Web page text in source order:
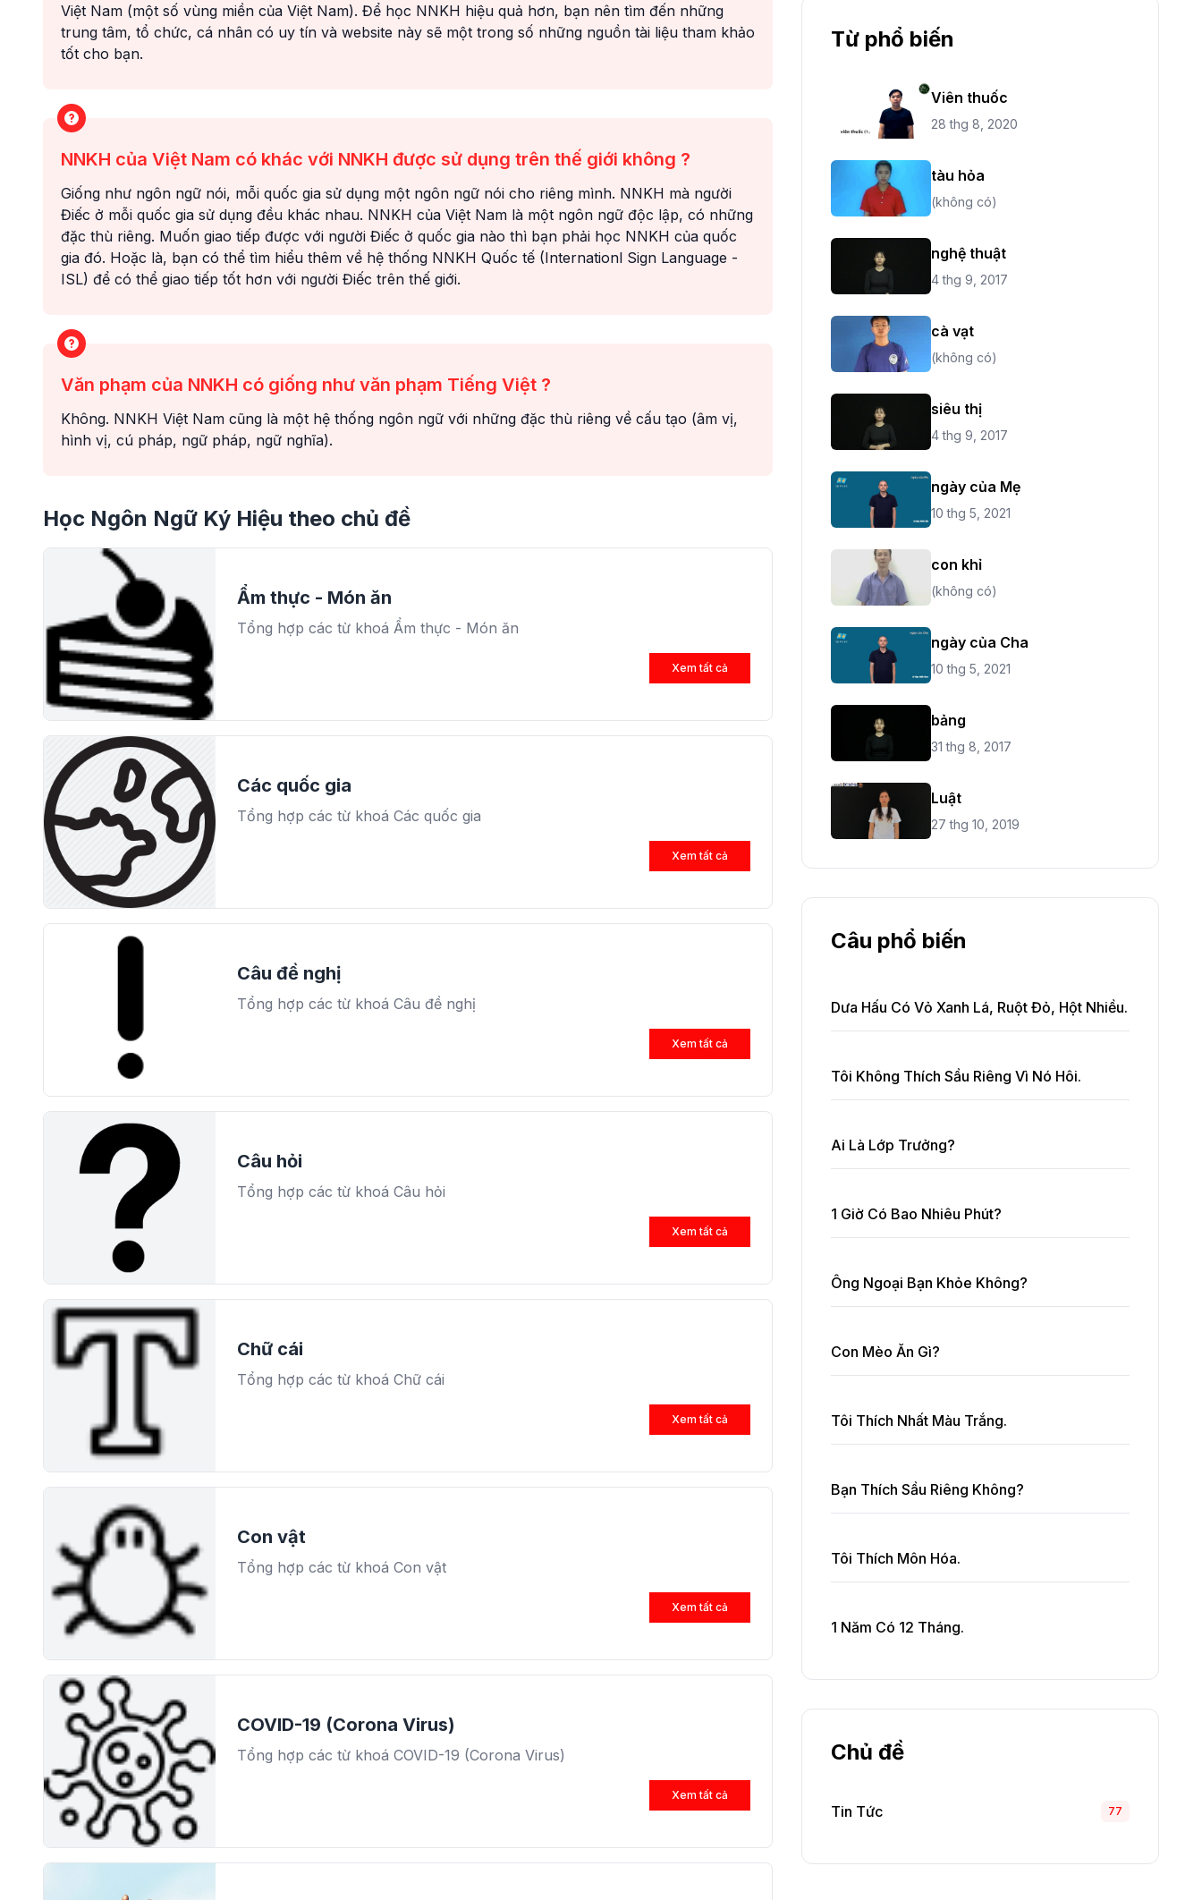
Việt Nam (một số vùng miền của Việt Nam). Để học NNKH hiệu quả hơn, bạn nên tìm đến những
trung tâm, tổ chức, cá nhân có uy tín và website này sẽ một trong số những nguồn tài liệu tham khảo
tốt cho bạn.
NNKH của Việt Nam có khác với NNKH được sử dụng trên thế giới không ?
Giống như ngôn ngữ nói, mỗi quốc gia sử dụng một ngôn ngữ nói cho riêng mình. NNKH mà người
Điếc ở mỗi quốc gia sử dụng đều khác nhau. NNKH của Việt Nam là một ngôn ngữ độc lập, có những
đặc thù riêng. Muốn giao tiếp được với người Điếc ở quốc gia nào thì bạn phải học NNKH của quốc
gia đó. Hoặc là, bạn có thể tìm hiểu thêm về hệ thống NNKH Quốc tế (Internationl Sign Language -
ISL) để có thể giao tiếp tốt hơn với người Điếc trên thế giới.
Văn phạm của NNKH có giống như văn phạm Tiếng Việt ?
Không. NNKH Việt Nam cũng là một hệ thống ngôn ngữ với những đặc thù riêng về cấu tạo (âm vị,
hình vị, cú pháp, ngữ pháp, ngữ nghĩa).
Học Ngôn Ngữ Ký Hiệu theo chủ đề
Ẩm thực - Món ăn
Tổng hợp các từ khoá Ẩm thực - Món ăn
Xem tất cả
Các quốc gia
Tổng hợp các từ khoá Các quốc gia
Xem tất cả
Câu đề nghị
Tổng hợp các từ khoá Câu đề nghị
Xem tất cả
Câu hỏi
Tổng hợp các từ khoá Câu hỏi
Xem tất cả
Chữ cái
Tổng hợp các từ khoá Chữ cái
Xem tất cả
Con vật
Tổng hợp các từ khoá Con vật
Xem tất cả
COVID-19 (Corona Virus)
Tổng hợp các từ khoá COVID-19 (Corona Virus)
Xem tất cả
Từ phổ biến
Viên thuốc
28 thg 8, 2020
tàu hỏa
(không có)
nghệ thuật
4 thg 9, 2017
cà vạt
(không có)
siêu thị
4 thg 9, 2017
ngày của Mẹ
10 thg 5, 2021
con khỉ
(không có)
ngày của Cha
10 thg 5, 2021
bảng
31 thg 8, 2017
Luật
27 thg 10, 2019
Câu phổ biến
Dưa Hấu Có Vỏ Xanh Lá, Ruột Đỏ, Hột Nhiều.
Tôi Không Thích Sầu Riêng Vì Nó Hôi.
Ai Là Lớp Trưởng?
1 Giờ Có Bao Nhiêu Phút?
Ông Ngoại Bạn Khỏe Không?
Con Mèo Ăn Gì?
Tôi Thích Nhất Màu Trắng.
Bạn Thích Sầu Riêng Không?
Tôi Thích Môn Hóa.
1 Năm Có 12 Tháng.
Chủ đề
Tin Tức 77